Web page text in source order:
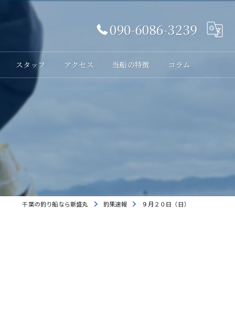
090-6086-3239
スタッフ アクセス 当船の特徴 コラム
千葉の釣り船なら新盛丸 釣果速報 ９月２０日（日）